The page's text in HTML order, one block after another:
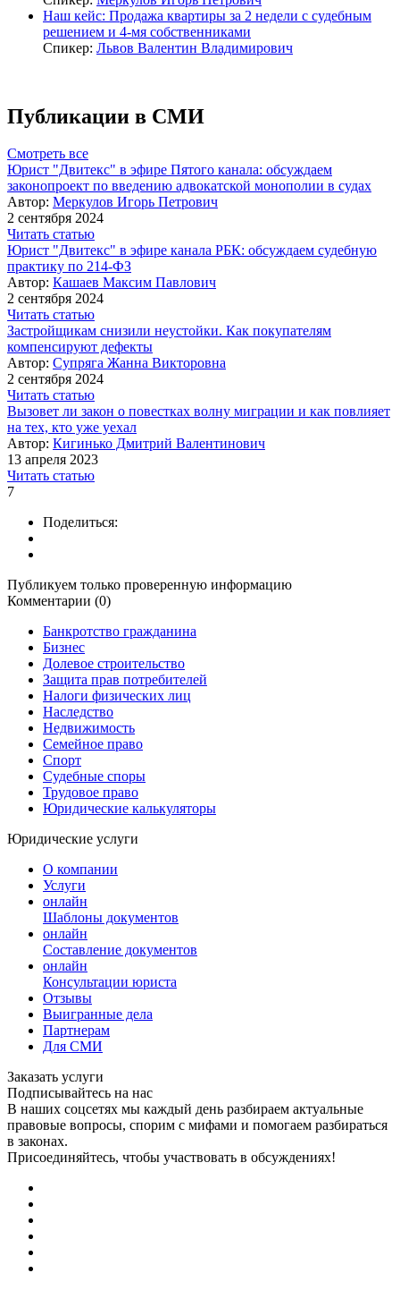
Наш кейс: Продажа квартиры за 2 недели с судебным
решением и 4-мя собственниками
Спикер: Львов Валентин Владимирович
Публикации в СМИ
Смотреть все
Юрист "Двитекс" в эфире Пятого канала: обсуждаем
законопроект по введению адвокатской монополии в судах
Автор: Меркулов Игорь Петрович
2 сентября 2024
Читать статью
Юрист "Двитекс" в эфире канала РБК: обсуждаем судебную
практику по 214-ФЗ
Автор: Кашаев Максим Павлович
2 сентября 2024
Читать статью
Застройщикам снизили неустойки. Как покупателям
компенсируют дефекты
Автор: Супряга Жанна Викторовна
2 сентября 2024
Читать статью
Вызовет ли закон о повестках волну миграции и как повлияет
на тех, кто уже уехал
Автор: Кигинько Дмитрий Валентинович
13 апреля 2023
Читать статью
7
Поделиться:
Публикуем только проверенную информацию
Комментарии (0)
Банкротство гражданина
Бизнес
Долевое строительство
Защита прав потребителей
Налоги физических лиц
Наследство
Недвижимость
Семейное право
Спорт
Судебные споры
Трудовое право
Юридические калькуляторы
Юридические услуги
О компании
Услуги
онлайн
Шаблоны документов
онлайн
Составление документов
онлайн
Консультации юриста
Отзывы
Выигранные дела
Партнерам
Для СМИ
Заказать услуги
Подписывайтесь на нас
В наших соцсетях мы каждый день разбираем актуальные
правовые вопросы, спорим с мифами и помогаем разбираться
в законах.
Присоединяйтесь, чтобы участвовать в обсуждениях!